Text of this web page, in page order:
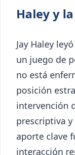
Haley y
Jay Haley
un juego de
no está
posición
intervención
prescriptiva y
aporte clave
interacción